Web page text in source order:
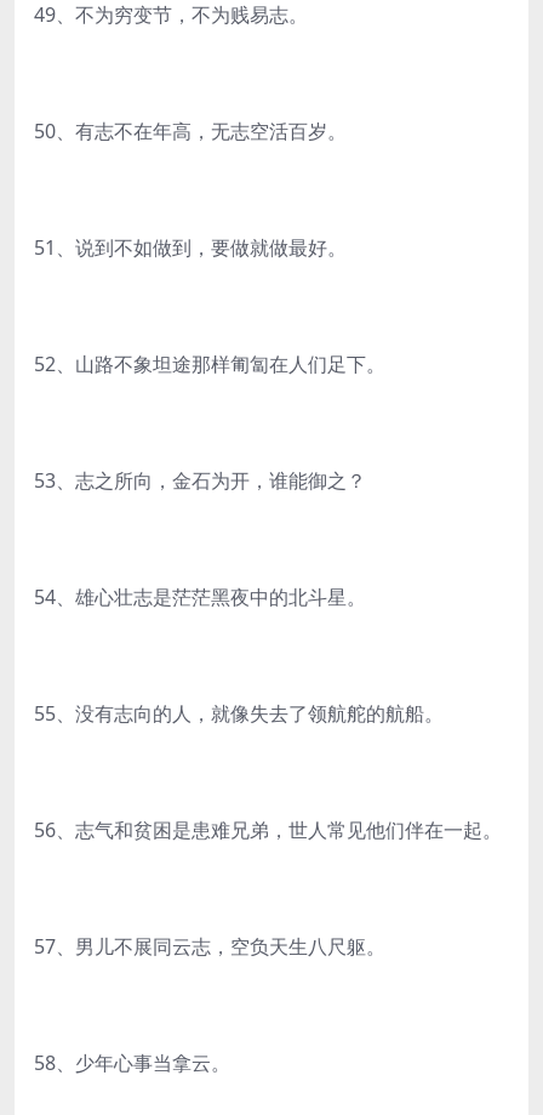
49、不为穷变节，不为贱易志。
50、有志不在年高，无志空活百岁。
51、说到不如做到，要做就做最好。
52、山路不象坦途那样匍匐在人们足下。
53、志之所向，金石为开，谁能御之？
54、雄心壮志是茫茫黑夜中的北斗星。
55、没有志向的人，就像失去了领航舵的航船。
56、志气和贫困是患难兄弟，世人常见他们伴在一起。
57、男儿不展同云志，空负天生八尺躯。
58、少年心事当拿云。